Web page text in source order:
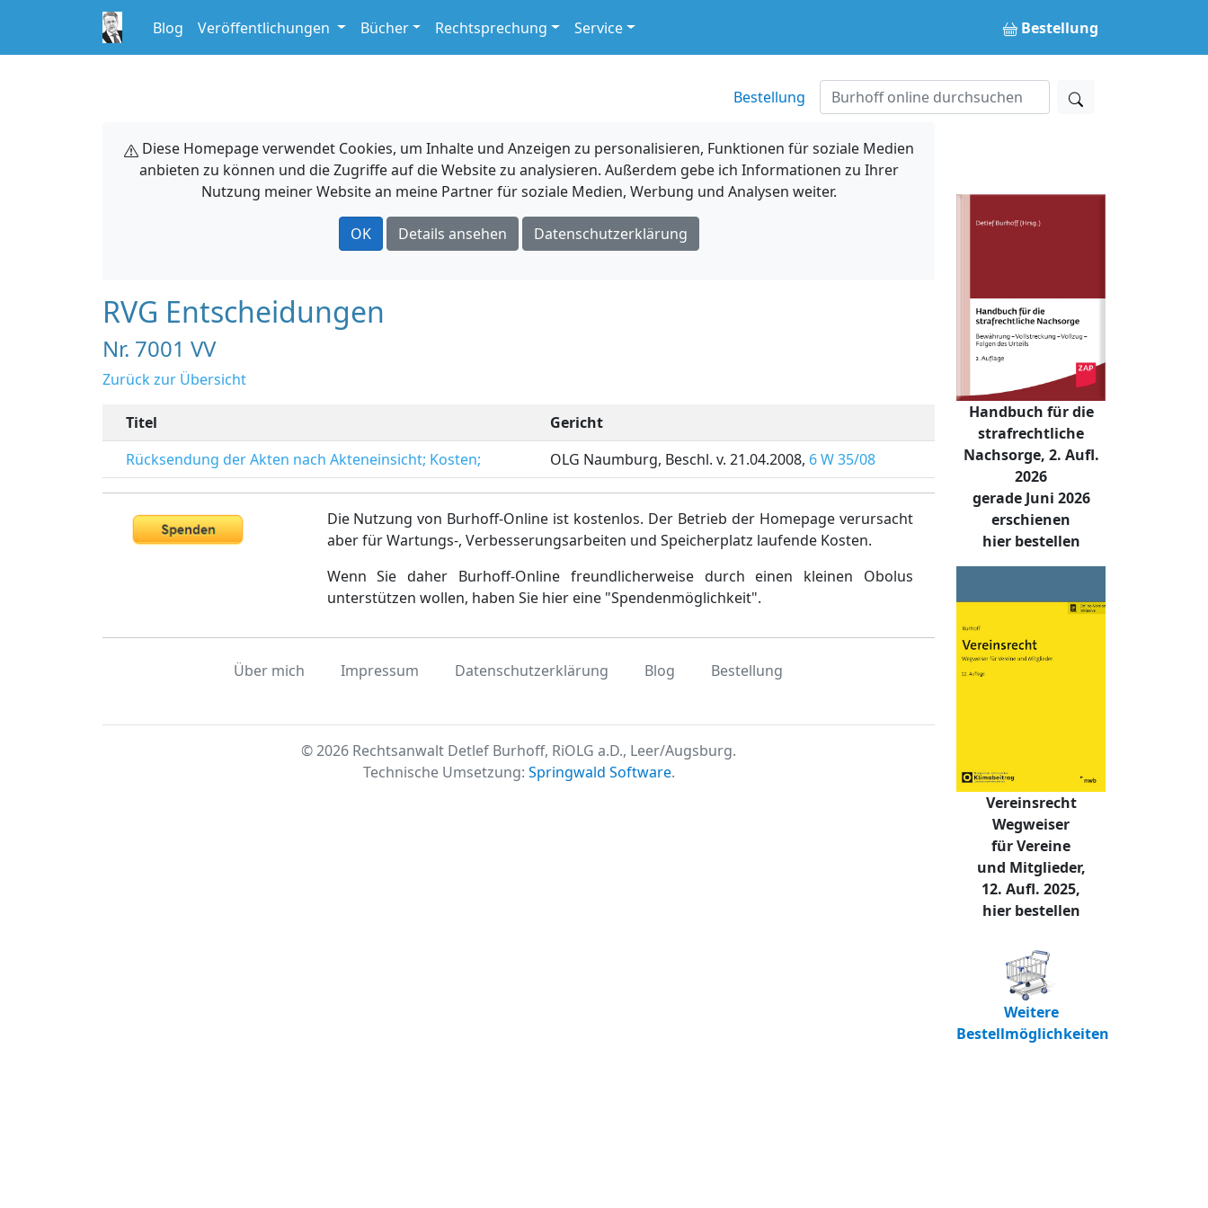
Blog Veröffentlichungen Bücher Rechtsprechung Service Bestellung
Bestellung
Diese Homepage verwendet Cookies, um Inhalte und Anzeigen zu personalisieren, Funktionen für soziale Medien
anbieten zu können und die Zugriffe auf die Website zu analysieren. Außerdem gebe ich Informationen zu Ihrer
Nutzung meiner Website an meine Partner für soziale Medien, Werbung und Analysen weiter.
OK Details ansehen Datenschutzerklärung
RVG Entscheidungen
Nr. 7001 VV
Zurück zur Übersicht
Titel
Gericht
Rücksendung der Akten nach Akteneinsicht; Kosten;
OLG Naumburg, Beschl. v. 21.04.2008, 6 W 35/08
Die Nutzung von Burhoff-Online ist kostenlos. Der Betrieb der Homepage verursacht
aber für Wartungs-, Verbesserungsarbeiten und Speicherplatz laufende Kosten.
Wenn Sie daher Burhoff-Online freundlicherweise durch einen kleinen Obolus
unterstützen wollen, haben Sie hier eine "Spendenmöglichkeit".
Über mich Impressum Datenschutzerklärung Blog Bestellung
© 2026 Rechtsanwalt Detlef Burhoff, RiOLG a.D., Leer/Augsburg.
Technische Umsetzung: Springwald Software.
Handbuch für die
strafrechtliche
Nachsorge, 2. Aufl.
2026
gerade Juni 2026
erschienen
hier bestellen
Vereinsrecht
Wegweiser
für Vereine
und Mitglieder,
12. Aufl. 2025,
hier bestellen
Weitere
Bestellmöglichkeiten